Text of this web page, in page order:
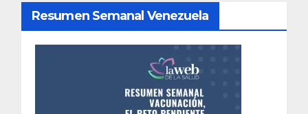
Resumen Semanal Venezuela